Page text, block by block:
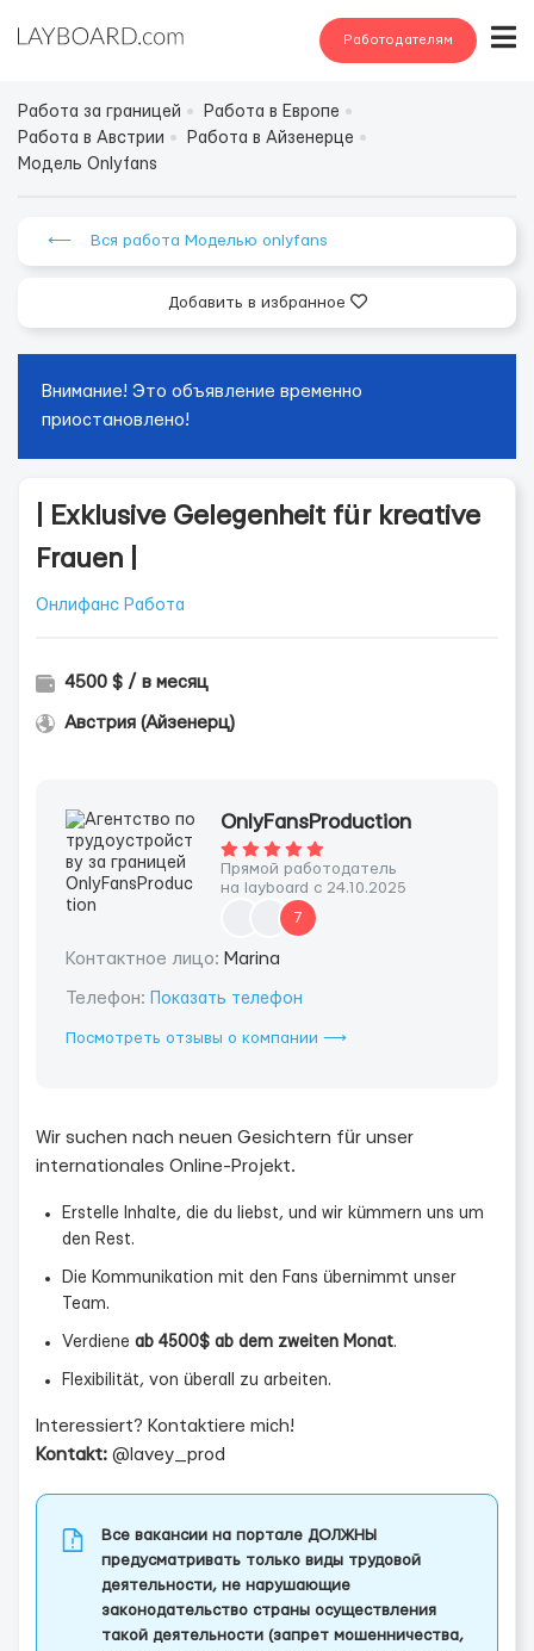
Работодателям
Работа за границей
Работа в Европе
Работа в Австрии
Работа в Айзенерце
Модель Onlyfans
⟵ Вся работа Моделью onlyfans
Добавить в избранное
Внимание! Это объявление временно
приостановлено!
| Exklusive Gelegenheit für kreative
Frauen |
Онлифанс Работа
4500 $ / в месяц
Австрия (Айзенерц)
OnlyFansProduction
Прямой работодатель
на layboard с 24.10.2025
7
Контактное лицо: Marina
Телефон: Показать телефон
Посмотреть отзывы о компании ⟶
Wir suchen nach neuen Gesichtern für unser
internationales Online-Projekt.
Erstelle Inhalte, die du liebst, und wir kümmern uns um
den Rest.
Die Kommunikation mit den Fans übernimmt unser
Team.
Verdiene ab 4500$ ab dem zweiten Monat.
Flexibilität, von überall zu arbeiten.
Interessiert? Kontaktiere mich!
Kontakt: @lavey_prod
Все вакансии на портале ДОЛЖНЫ
предусматривать только виды трудовой
деятельности, не нарушающие
законодательство страны осуществления
такой деятельности (запрет мошенничества,